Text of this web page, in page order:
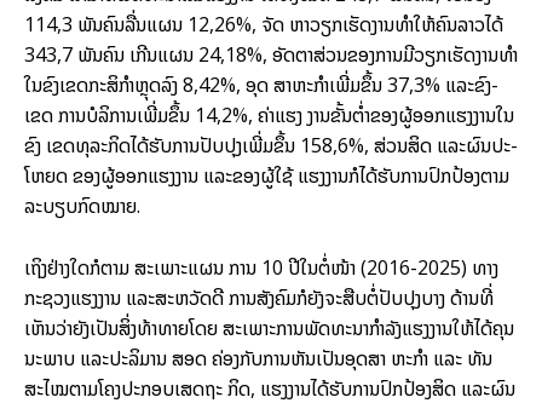
114,3 ພັນ​ຄົນ​ລື່ນ​ແຜນ 12,26%, ຈັດ ຫາ​ວຽກ​ເຮັດ​ງານ​ທຳ​ໃຫ້​ຄົນ​ລາວ​ໄດ້
343,7 ພັນ​ຄົນ ເກີນ​ແຜນ 24,18%, ອັດຕາ​ສ່ວນ​ຂອງ​ການ​ມີ​ວຽກ​ເຮັດ​ງານ​ທຳ
ໃນ​ຂົງ­ເຂດ​ກະ­ສິ­ກຳ​ຫຼຸດ​ລົງ 8,42%, ອຸດ ສາ​ຫະ​ກຳ​ເພີ່ມ​ຂຶ້ນ 37,3% ແລະ​ຂົງ­
ເຂດ ການ​ບໍ­ລິ­ການ​ເພີ່ມ​ຂຶ້ນ 14,2%, ຄ່າ​ແຮງ ງານ​ຂັ້ນ​ຕ່ຳ​ຂອງ​ຜູ້​ອອກ­ແຮງ​ງານ​ໃນ​
ຂົງ ເຂດ​ທຸ­ລະ​ກິດ​ໄດ້​ຮັບ​ການ​ປັບ­ປຸງ​ເພີ່ມ​ຂຶ້ນ 158,6%, ສ່ວນ​ສິດ ແລະ​ຜົນ​ປະ­
ໂຫຍດ ຂອງ​ຜູ້​ອອກ­ແຮງ​ງານ ແລະ​ຂອງ​ຜູ້​ໃຊ້ ແຮງ​ງານ​ກໍ​ໄດ້​ຮັບ​ການ​ປົກ​ປ້ອງ​ຕາມ​
ລະ­ບຽບ​ກົດ­ໝາຍ.
ເຖິງ​ຢ່າງ­ໃດ​ກໍ​ຕາມ ສະ­ເພາະ​ແຜນ ການ 10 ປີ​ໃນ­ຕໍ່­ໜ້າ (2016-2025) ທາງ​
ກະ­ຊວງ​ແຮງ​ງານ ແລະ​ສະ­ຫວັດ­ດີ ການ​ສັງ­ຄົມ​ກໍ​ຍັງ​ຈະ​ສືບ­ຕໍ່​ປັບ­ປຸງ​ບາງ ດ້ານ​ທີ່​
ເຫັນ​ວ່າ​ຍັງ​ເປັນ​ສິ່ງ​ທ້າ​ທາຍ​ໂດຍ ສະ­ເພາະ​ການ​ພັດ­ທະ­ນາ​ກຳ­ລັງ​ແຮງ​ງານໃຫ້​ໄດ້​ຄຸນ​
ນະ​ພາບ ແລະ​ປະ­ລິ­ມານ ສອດ ຄ່ອງ​ກັບ​ການ​ຫັນ​ເປັນ​ອຸດ​ສາ ຫະ​ກຳ ແລະ ທັນ​
ສະ­ໄໝ​ຕາມ​ໂຄງ​ປະ­ກອບ​ເສດ​ຖະ ກິດ, ແຮງ​ງານ​ໄດ້​ຮັບ​ການ​ປົກ​ປ້ອງ​ສິດ ແລະ​ຜົນ​